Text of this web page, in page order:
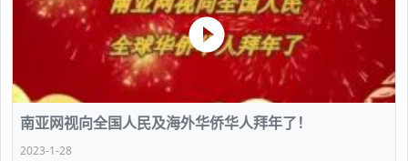
南亚网视向全国人民及海外华侨华人拜年了！
2023-1-28